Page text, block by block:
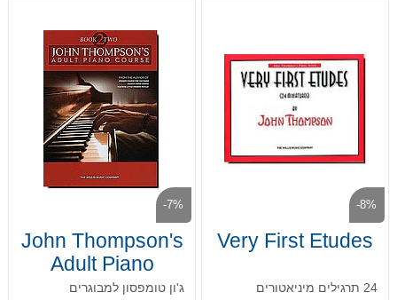
-8%
Very First Etudes
24 תרגילים מיניאטורים
-7%
John Thompson's
Adult Piano
Course 2
ג'ון טומפסון למבוגרים